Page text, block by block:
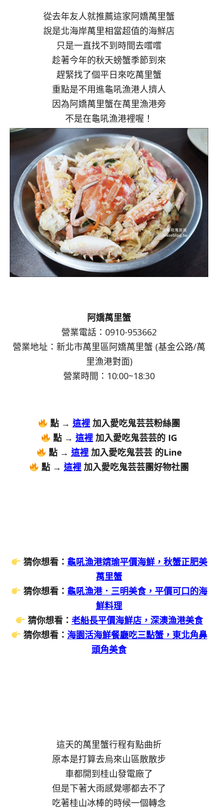
從去年友人就推薦這家阿嬌萬里蟹
說是北海岸萬里相當超值的海鮮店
只是一直找不到時間去嚐嚐
趁著今年的秋天螃蟹季節到來
趕緊找了個平日來吃萬里蟹
重點是不用進龜吼漁港人擠人
因為阿嬌萬里蟹在萬里漁港旁
不是在龜吼漁港裡喔！
阿嬌萬里蟹
營業電話：0910-953662
營業地址：新北市萬里區阿嬌萬里蟹 (基金公路/萬
里漁港對面)
營業時間：10:00~18:30
點 → 這裡 加入愛吃鬼芸芸粉絲團
點 →這裡 加入愛吃鬼芸芸的 IG
點 → 這裡加入愛吃鬼芸芸 的Line
點 → 這裡 加入愛吃鬼芸芸團好物社團
猜你想看： 龜吼漁港靖瑜平價海鮮，秋蟹正肥美
萬里蟹
猜你想看： 龜吼漁港．三明美食，平價可口的海
鮮料理
猜你想看： 老船長平價海鮮店，深澳漁港美食
猜你想看： 海園活海鮮餐廳吃三點蟹，東北角鼻
頭角美食
這天的萬里蟹行程有點曲折
原本是打算去烏來山區散散步
車都開到桂山發電廠了
但是下著大雨感覺哪都去不了
吃著桂山冰棒的時候一個轉念